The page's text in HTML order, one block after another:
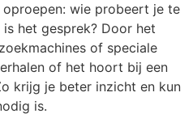
wie probeert je te
het gesprek? Door het
of speciale
of het hoort bij een
krijg je beter inzicht en kun
is.